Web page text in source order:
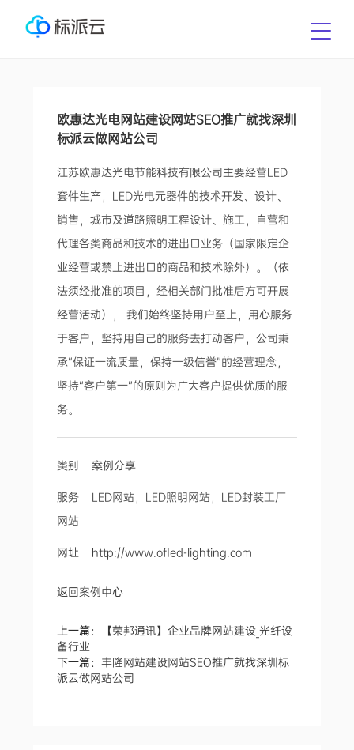
欧惠达光电网站建设网站SEO推广就找深圳
标派云做网站公司
江苏欧惠达光电节能科技有限公司主要经营LED
套件生产，LED光电元器件的技术开发、设计、
销售，城市及道路照明工程设计、施工，自营和
代理各类商品和技术的进出口业务（国家限定企
业经营或禁止进出口的商品和技术除外）。（依
法须经批准的项目，经相关部门批准后方可开展
经营活动）， 我们始终坚持用户至上，用心服务
于客户，坚持用自己的服务去打动客户，公司秉
承“保证一流质量，保持一级信誉”的经营理念，
坚持“客户第一”的原则为广大客户提供优质的服
务。
类别案例分享
服务 LED网站，LED照明网站，LED封装工厂
网站
网址 http://www.ofled-lighting.com
返回案例中心
上一篇：
【荣邦通讯】企业品牌网站建设_光纤设
备行业
下一篇：丰隆网站建设网站SEO推广就找深圳标
派云做网站公司